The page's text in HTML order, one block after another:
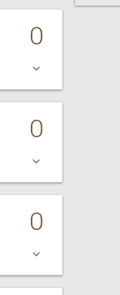
0
keyboard_arrow_down
0
keyboard_arrow_down
0
keyboard_arrow_down